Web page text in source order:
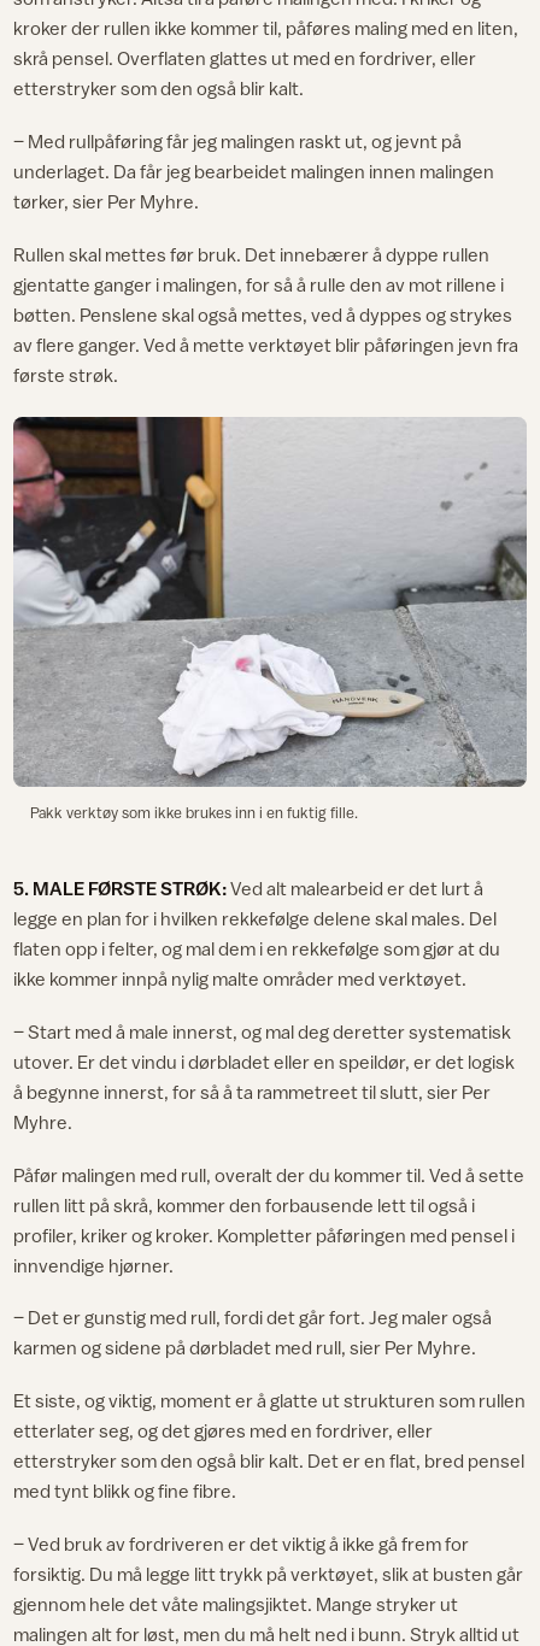
kroker der rullen ikke kommer til, påføres maling med en liten,
skrå pensel. Overflaten glattes ut med en fordriver, eller
etterstryker som den også blir kalt.
– Med rullpåføring får jeg malingen raskt ut, og jevnt på
underlaget. Da får jeg bearbeidet malingen innen malingen
tørker, sier Per Myhre.
Rullen skal mettes før bruk. Det innebærer å dyppe rullen
gjentatte ganger i malingen, for så å rulle den av mot rillene i
bøtten. Penslene skal også mettes, ved å dyppes og strykes
av flere ganger. Ved å mette verktøyet blir påføringen jevn fra
første strøk.
Pakk verktøy som ikke brukes inn i en fuktig fille.
5. MALE FØRSTE STRØK:Ved alt malearbeid er det lurt å
legge en plan for i hvilken rekkefølge delene skal males. Del
flaten opp i felter, og mal dem i en rekkefølge som gjør at du
ikke kommer innpå nylig malte områder med verktøyet.
– Start med å male innerst, og mal deg deretter systematisk
utover. Er det vindu i dørbladet eller en speildør, er det logisk
å begynne innerst, for så å ta rammetreet til slutt, sier Per
Myhre.
Påfør malingen med rull, overalt der du kommer til. Ved å sette
rullen litt på skrå, kommer den forbausende lett til også i
profiler, kriker og kroker. Kompletter påføringen med pensel i
innvendige hjørner.
– Det er gunstig med rull, fordi det går fort. Jeg maler også
karmen og sidene på dørbladet med rull, sier Per Myhre.
Et siste, og viktig, moment er å glatte ut strukturen som rullen
etterlater seg, og det gjøres med en fordriver, eller
etterstryker som den også blir kalt. Det er en flat, bred pensel
med tynt blikk og fine fibre.
– Ved bruk av fordriveren er det viktig å ikke gå frem for
forsiktig. Du må legge litt trykk på verktøyet, slik at busten går
gjennom hele det våte malingsjiktet. Mange stryker ut
malingen alt for løst, men du må helt ned i bunn. Stryk alltid ut